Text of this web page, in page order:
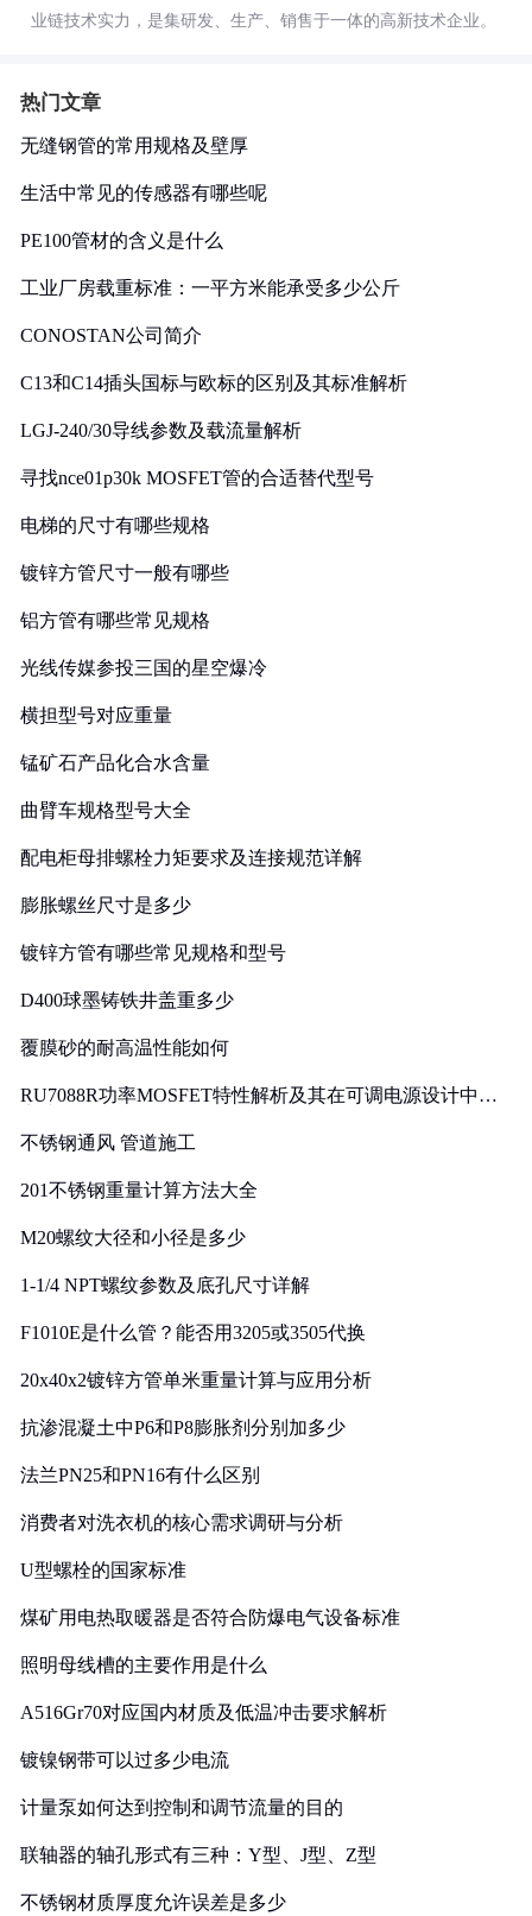
业链技术实力，是集研发、生产、销售于一体的高新技术企业。
热门文章
无缝钢管的常用规格及壁厚
生活中常见的传感器有哪些呢
PE100管材的含义是什么
工业厂房载重标准：一平方米能承受多少公斤
CONOSTAN公司简介
C13和C14插头国标与欧标的区别及其标准解析
LGJ-240/30导线参数及载流量解析
寻找nce01p30k MOSFET管的合适替代型号
电梯的尺寸有哪些规格
镀锌方管尺寸一般有哪些
铝方管有哪些常见规格
光线传媒参投三国的星空爆冷
横担型号对应重量
锰矿石产品化合水含量
曲臂车规格型号大全
配电柜母排螺栓力矩要求及连接规范详解
膨胀螺丝尺寸是多少
镀锌方管有哪些常见规格和型号
D400球墨铸铁井盖重多少
覆膜砂的耐高温性能如何
RU7088R功率MOSFET特性解析及其在可调电源设计中的
不锈钢通风 管道施工
201不锈钢重量计算方法大全
M20螺纹大径和小径是多少
1-1/4 NPT螺纹参数及底孔尺寸详解
F1010E是什么管？能否用3205或3505代换
20x40x2镀锌方管单米重量计算与应用分析
抗渗混凝土中P6和P8膨胀剂分别加多少
法兰PN25和PN16有什么区别
消费者对洗衣机的核心需求调研与分析
U型螺栓的国家标准
煤矿用电热取暖器是否符合防爆电气设备标准
照明母线槽的主要作用是什么
A516Gr70对应国内材质及低温冲击要求解析
镀镍钢带可以过多少电流
计量泵如何达到控制和调节流量的目的
联轴器的轴孔形式有三种：Y型、J型、Z型
不锈钢材质厚度允许误差是多少